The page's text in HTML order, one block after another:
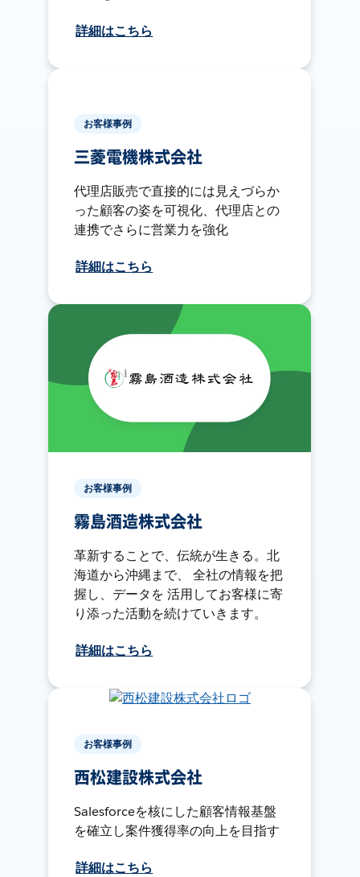
詳細はこちら
お客様事例
三菱電機株式会社
代理店販売で直接的には見えづらか
った顧客の姿を可視化、代理店との
連携でさらに営業力を強化
詳細はこちら
お客様事例
霧島酒造株式会社
革新することで、伝統が生きる。北
海道から沖縄まで、 全社の情報を把
握し、データを 活用してお客様に寄
り添った活動を続けていきます。
詳細はこちら
お客様事例
西松建設株式会社
Salesforceを核にした顧客情報基盤
を確立し案件獲得率の向上を目指す
詳細はこちら